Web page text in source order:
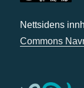
Nettsidens
Commons